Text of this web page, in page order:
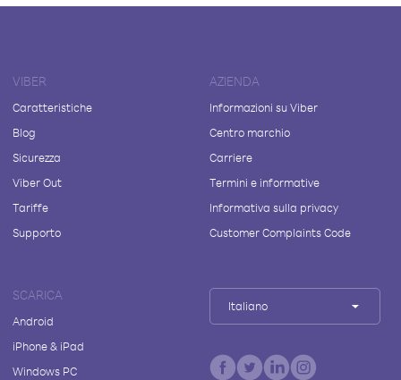
VIBER
Caratteristiche
Blog
Sicurezza
Viber Out
Tariffe
Supporto
AZIENDA
Informazioni su Viber
Centro marchio
Carriere
Termini e informative
Informativa sulla privacy
Customer Complaints Code
SCARICA
Android
iPhone & iPad
Windows PC
Italiano